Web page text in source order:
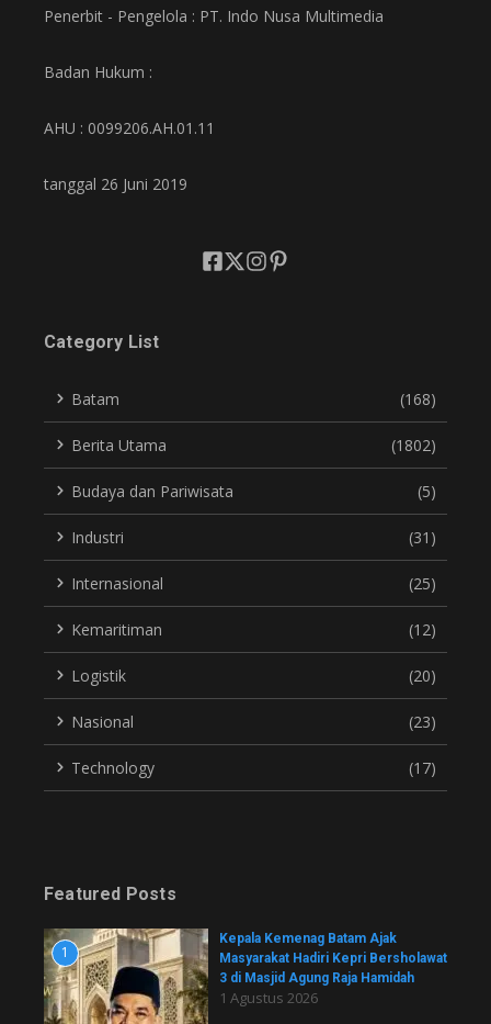
Penerbit - Pengelola : PT. Indo Nusa Multimedia
Badan Hukum :
AHU : 0099206.AH.01.11
tanggal 26 Juni 2019
Category List
Batam (168)
Berita Utama (1802)
Budaya dan Pariwisata (5)
Industri (31)
Internasional (25)
Kemaritiman (12)
Logistik (20)
Nasional (23)
Technology (17)
Featured Posts
1
Kepala Kemenag Batam Ajak
Masyarakat Hadiri Kepri Bersholawat
3 di Masjid Agung Raja Hamidah
1 Agustus 2026